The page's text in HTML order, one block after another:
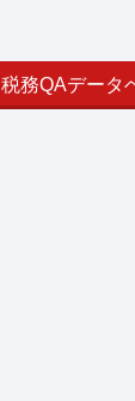
税務QAデータ